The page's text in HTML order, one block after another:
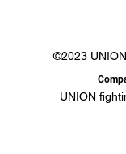
©2023
UNION